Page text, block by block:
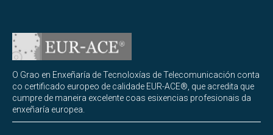
O Grao en Enxeñaría de Tecnoloxías de Telecomunicación conta
co certificado europeo de calidade EUR-ACE®, que acredita que
cumpre de maneira excelente coas esixencias profesionais da
enxeñaría europea.